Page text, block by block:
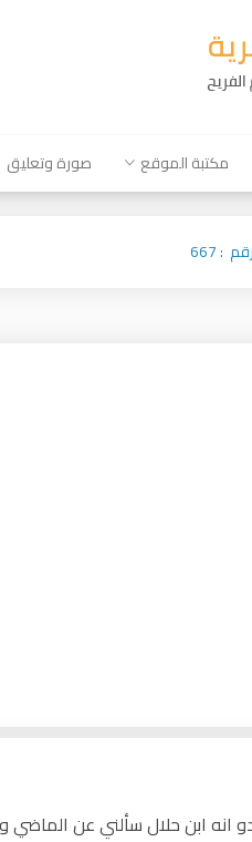
مكتبة الموقع صورة وتعليق
: 667
ابن حلال سألني عن الماضي